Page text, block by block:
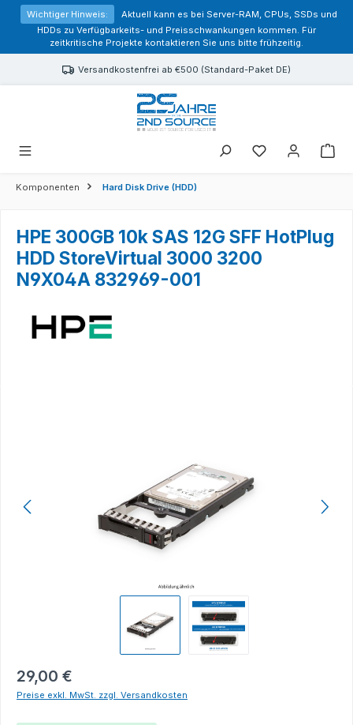
springen
Wichtiger Hinweis:
Aktuell kann es bei Server-RAM, CPUs, SSDs und
HDDs zu Verfügbarkeits- und Preisschwankungen kommen. Für
zeitkritische Projekte kontaktieren Sie uns bitte frühzeitig.
Versandkostenfrei ab €500 (Standard-Paket DE)
Sie haben 0
Komponenten Hard Disk Drive (HDD)
HPE 300GB 10k SAS 12G SFF HotPlug
HDD StoreVirtual 3000 3200
N9X04A 832969-001
29,00 €
Preise exkl. MwSt. zzgl. Versandkosten